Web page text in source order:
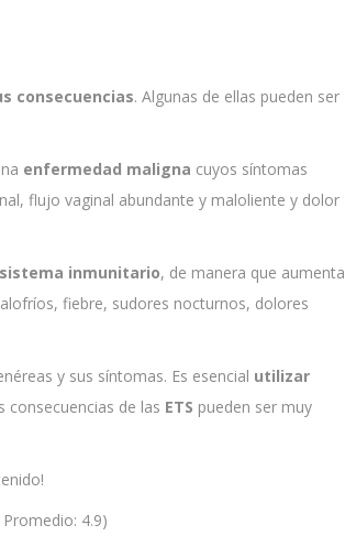
consecuencias. Algunas de ellas pueden ser
enfermedad maligna cuyos síntomas
flujo vaginal abundante y maloliente y dolor
inmunitario, de manera que aumenta
fiebre, sudores nocturnos, dolores
y sus síntomas. Es esencial utilizar
consecuencias de las ETS pueden ser muy
4.9)